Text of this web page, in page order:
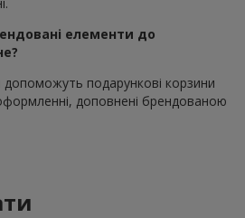
елементи до
подарункові корзини
доповнені брендованою